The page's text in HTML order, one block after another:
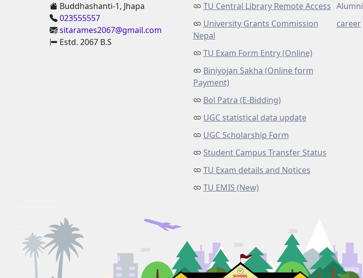
Buddhashanti-1, Jhapa
023555557
sitarames2067@gmail.com
Estd. 2067 B.S
TU Central Library Remote Access
University Grants Commission
Nepal
TU Exam Form Entry (Online)
Biniyojan Sakha (Online form
Payment)
Bol Patra (E-Bidding)
UGC statistical data update
UGC Scholarship Form
Student Campus Transfer Status
TU Exam details and Notices
TU EMIS (New)
Alumni
career